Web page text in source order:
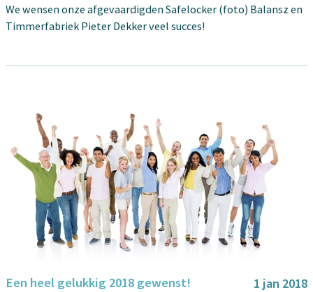
We wensen onze afgevaardigden Safelocker (foto) Balansz en
Timmerfabriek Pieter Dekker veel succes!
1 jan 2018
Een heel gelukkig 2018 gewenst!